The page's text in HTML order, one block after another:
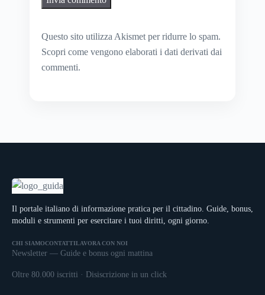
Questo sito utilizza Akismet per ridurre lo spam.
Scopri come vengono elaborati i dati derivati dai
commenti.
Il portale italiano di informazione pratica per il cittadino. Guide, bonus,
moduli e strumenti per esercitare i tuoi diritti, ogni giorno.
CHI SIAMOCONTATTI LAVORA CON NOI
Newsletter — Guide e bonus ogni mattina
Oltre 80.000 iscritti · Disiscrizione in un click